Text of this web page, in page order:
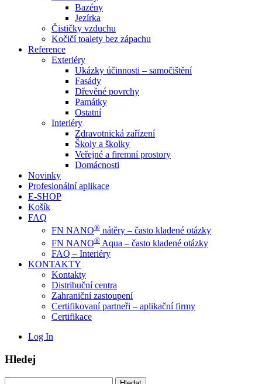
Bazény
Jezírka
Čističky vzduchu
Kočičí toalety bez zápachu
Reference
Exteriéry
Ukázky účinnosti – samočištění
Fasády
Dřevěné povrchy
Památky
Ostatní
Interiéry
Zdravotnická zařízení
Školy a školky
Veřejné a firemní prostory
Domácnosti
Novinky
Profesionální aplikace
E-SHOP
Košík
FAQ
FN NANO® nátěry – často kladené otázky
FN NANO® Aqua – často kladené otázky
FAQ – Interiéry
KONTAKTY
Kontakty
Distribuční centra
Zahraniční zastoupení
Certifikovaní partneři – aplikační firmy
Certifikace
Log In
Hledej